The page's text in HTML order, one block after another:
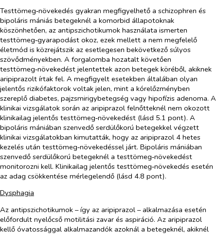
Testtömeg‑növekedés gyakran megfigyelhető a schizophren és
bipoláris mániás betegeknél a komorbid állapotoknak
köszönhetően, az antipszichotikumok használata ismerten
testtömeg‑gyarapodást okoz, ezek mellett a nem megfelelő
életmód is közrejátszik az esetlegesen bekövetkező súlyos
szövődményekben. A forgalomba hozatalt követően
testtömeg‑növekedést jelentettek azon betegek köréből, akiknek
aripiprazolt írtak fel. A megfigyelt esetekben általában olyan
jelentős rizikófaktorok voltak jelen, mint a kórelőzményben
szereplő diabetes, pajzsmirigybetegség vagy hipofízis adenoma. A
klinikai vizsgálatok során az aripiprazol felnőtteknél nem okozott
klinikailag jelentős testtömeg‑növekedést (lásd 5.1 pont). A
bipoláris mániában szenvedő serdülőkorú betegekkel végzett
klinikai vizsgálatokban kimutatták, hogy az aripiprazol 4 hetes
kezelés után testtömeg‑növekedéssel járt. Bipoláris mániában
szenvedő serdülőkorú betegeknél a testtömeg‑növekedést
monitorozni kell. Klinikailag jelentős testtömeg‑növekedés esetén
az adag csökkentése mérlegelendő (lásd 4.8 pont).
Dysphagia
Az antipszichotikumok – így az aripiprazol – alkalmazása esetén
előfordult nyelőcső motilitási zavar és aspiráció. Az aripiprazol
kellő óvatossággal alkalmazandók azoknál a betegeknél, akiknél